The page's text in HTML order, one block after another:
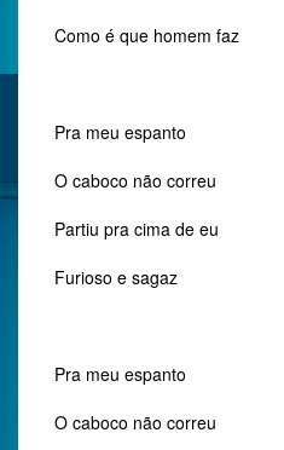
Como é que homem faz
Pra meu espanto
O caboco não correu
Partiu pra cima de eu
Furioso e sagaz
Pra meu espanto
O caboco não correu